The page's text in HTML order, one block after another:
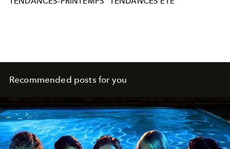
Recommended posts for you